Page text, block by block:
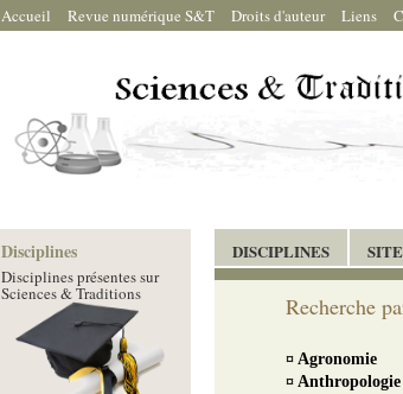
Accueil Revue numérique S&T Droits d'auteur Liens
Disciplines
Disciplines présentes sur
Sciences & Traditions
DISCIPLINES
Recherche
¤ Agronomie
¤ Anthropologie